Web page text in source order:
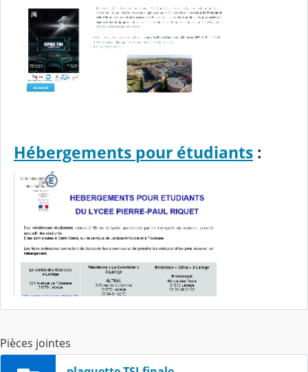
Hébergements pour étudiants :
Pièces jointes